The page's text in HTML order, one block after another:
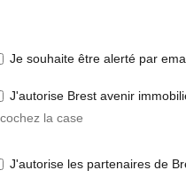
Je souhaite être alerté par
J'autorise Brest avenir
la case
J'autorise les partenaires de